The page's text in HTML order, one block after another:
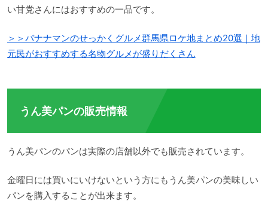
い甘党さんにはおすすめの一品です。
＞＞バナナマンのせっかくグルメ群馬県ロケ地まとめ20選｜地
元民がおすすめする名物グルメが盛りだくさん
うん美パンの販売情報
うん美パンのパンは実際の店舗以外でも販売されています。
金曜日には買いにいけないという方にもうん美パンの美味しい
パンを購入することが出来ます。